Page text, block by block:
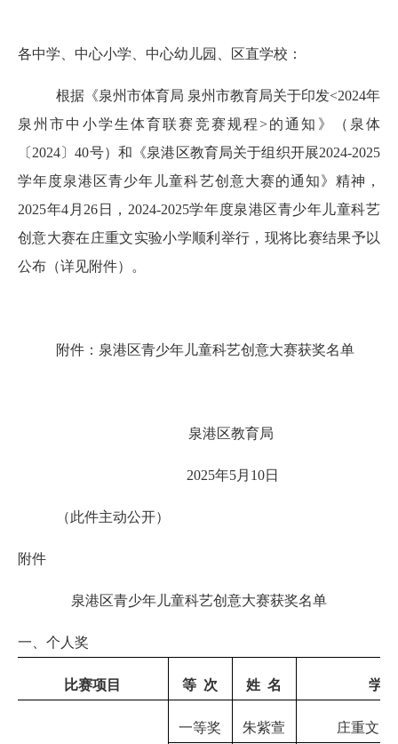
各中学、中心小学、 中心幼儿园、区直学校 ：
根据《泉州市体育局 泉州市教育局关于印发<2024年
泉州市中小学生体育联赛竞赛规程>的通知》（泉体
〔 2024〕40号） 和《泉港区教育局关于组织开展2024-2025
学年度泉港区青少年儿童科艺创意大赛的通知》精神，
2025年4月26日，2024-2025学年度泉港区青少年儿童科艺
创意大赛在庄重文实验小学顺利举行， 现将比赛结果予以
公布 （详见附件）。
附件：泉港区青少年儿童科艺创意大赛获奖名单
泉港区教育局
2025年5月10日
（此件主动公开）
附件
泉港区青少年儿童科艺创意大赛获奖名单
一、个人奖
比赛项目 等 次 姓 名 学
一等奖 朱紫萱 庄重文实